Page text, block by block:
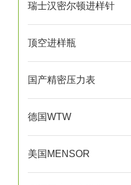
瑞士汉密尔顿进样针
顶空进样瓶
国产精密压力表
德国WTW
美国MENSOR